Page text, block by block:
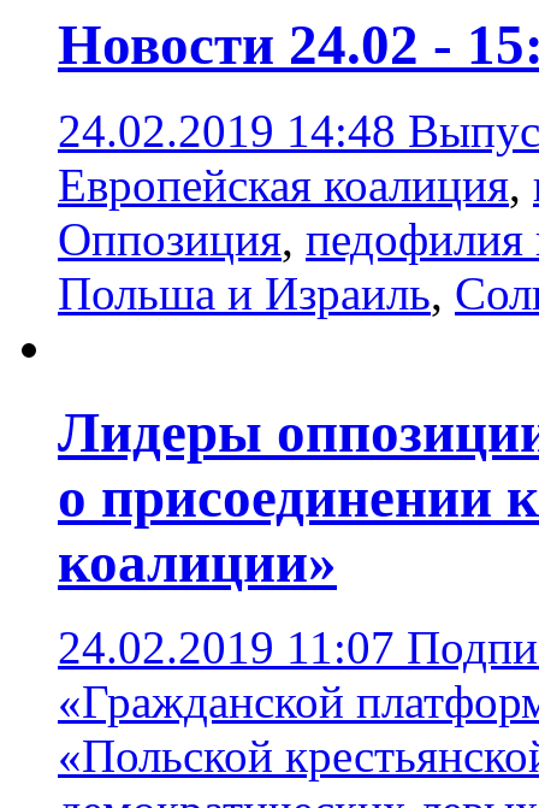
Новости 24.02 -
24.02.2019 14:48
Европейская коалиция,
Оппозиция, педофилия
Польша и Израиль,
Лидеры
о присоединении
коалиции»
24.02.2019 11:07
«Гражданской
«Польской